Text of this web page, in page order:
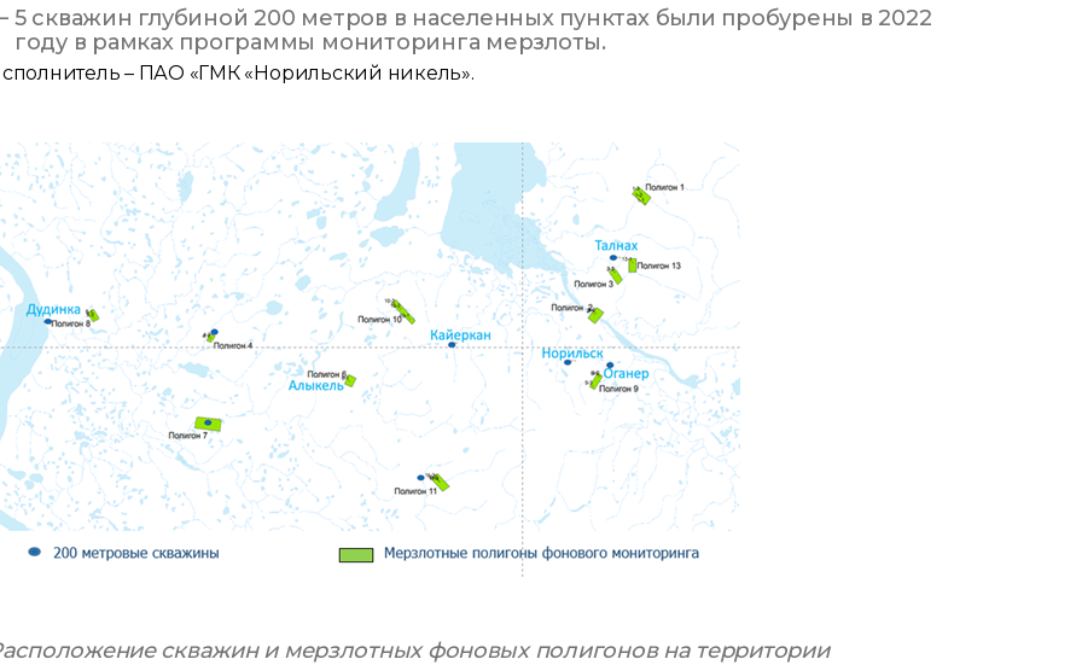
5 скважин глубиной 200 метров в населенных пунктах были пробурены в 2022
году в рамках программы мониторинга мерзлоты.
– ПАО «ГМК «Норильский никель».
скважин и мерзлотных фоновых полигонов на территории